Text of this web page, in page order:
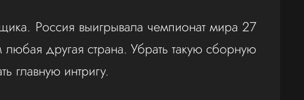
Россия выигрывала чемпионат мира 27
другая страна. Убрать такую сборную
главную интригу.